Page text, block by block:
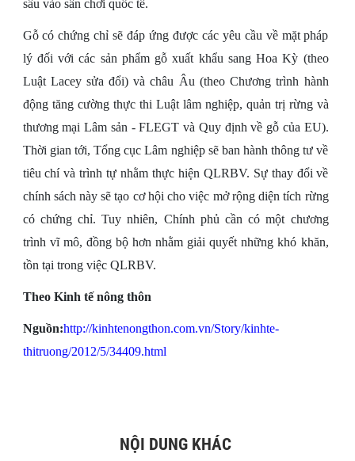
sâu vào sân chơi quốc tế.
Gỗ có chứng chỉ sẽ đáp ứng được các yêu cầu về mặt pháp
lý đối với các sản phẩm gỗ xuất khẩu sang Hoa Kỳ (theo
Luật Lacey sửa đổi) và châu Âu (theo Chương trình hành
động tăng cường thực thi Luật lâm nghiệp, quản trị rừng và
thương mại Lâm sản - FLEGT và Quy định về gỗ của EU).
Thời gian tới, Tổng cục Lâm nghiệp sẽ ban hành thông tư về
tiêu chí và trình tự nhằm thực hiện QLRBV. Sự thay đổi về
chính sách này sẽ tạo cơ hội cho việc mở rộng diện tích rừng
có chứng chỉ. Tuy nhiên, Chính phủ cần có một chương
trình vĩ mô, đồng bộ hơn nhằm giải quyết những khó khăn,
tồn tại trong việc QLRBV.
Theo Kinh tế nông thôn
Nguồn:http://kinhtenongthon.com.vn/Story/kinhte-
thitruong/2012/5/34409.html
NỘI DUNG KHÁC